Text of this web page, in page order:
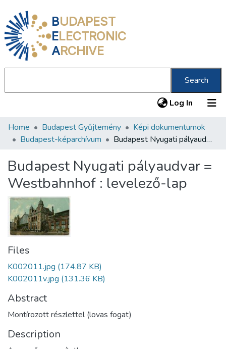
BUDAPEST
ELECTRONIC
ARCHIVE
Search
Log In (current)
Communities & Collections
Statistics
About us
Home Budapest Gyűjtemény
Képi dokumentumok
Budapest-képarchívum
Budapest Nyugati pályaudvar = Westbahnhof : levelező-lap
Budapest Nyugati pályaudvar =
Westbahnhof : levelező-lap
Files
K002011.jpg (174.87 KB)
K002011v.jpg (131.36 KB)
Abstract
Montírozott részlettel (lovas fogat)
Description